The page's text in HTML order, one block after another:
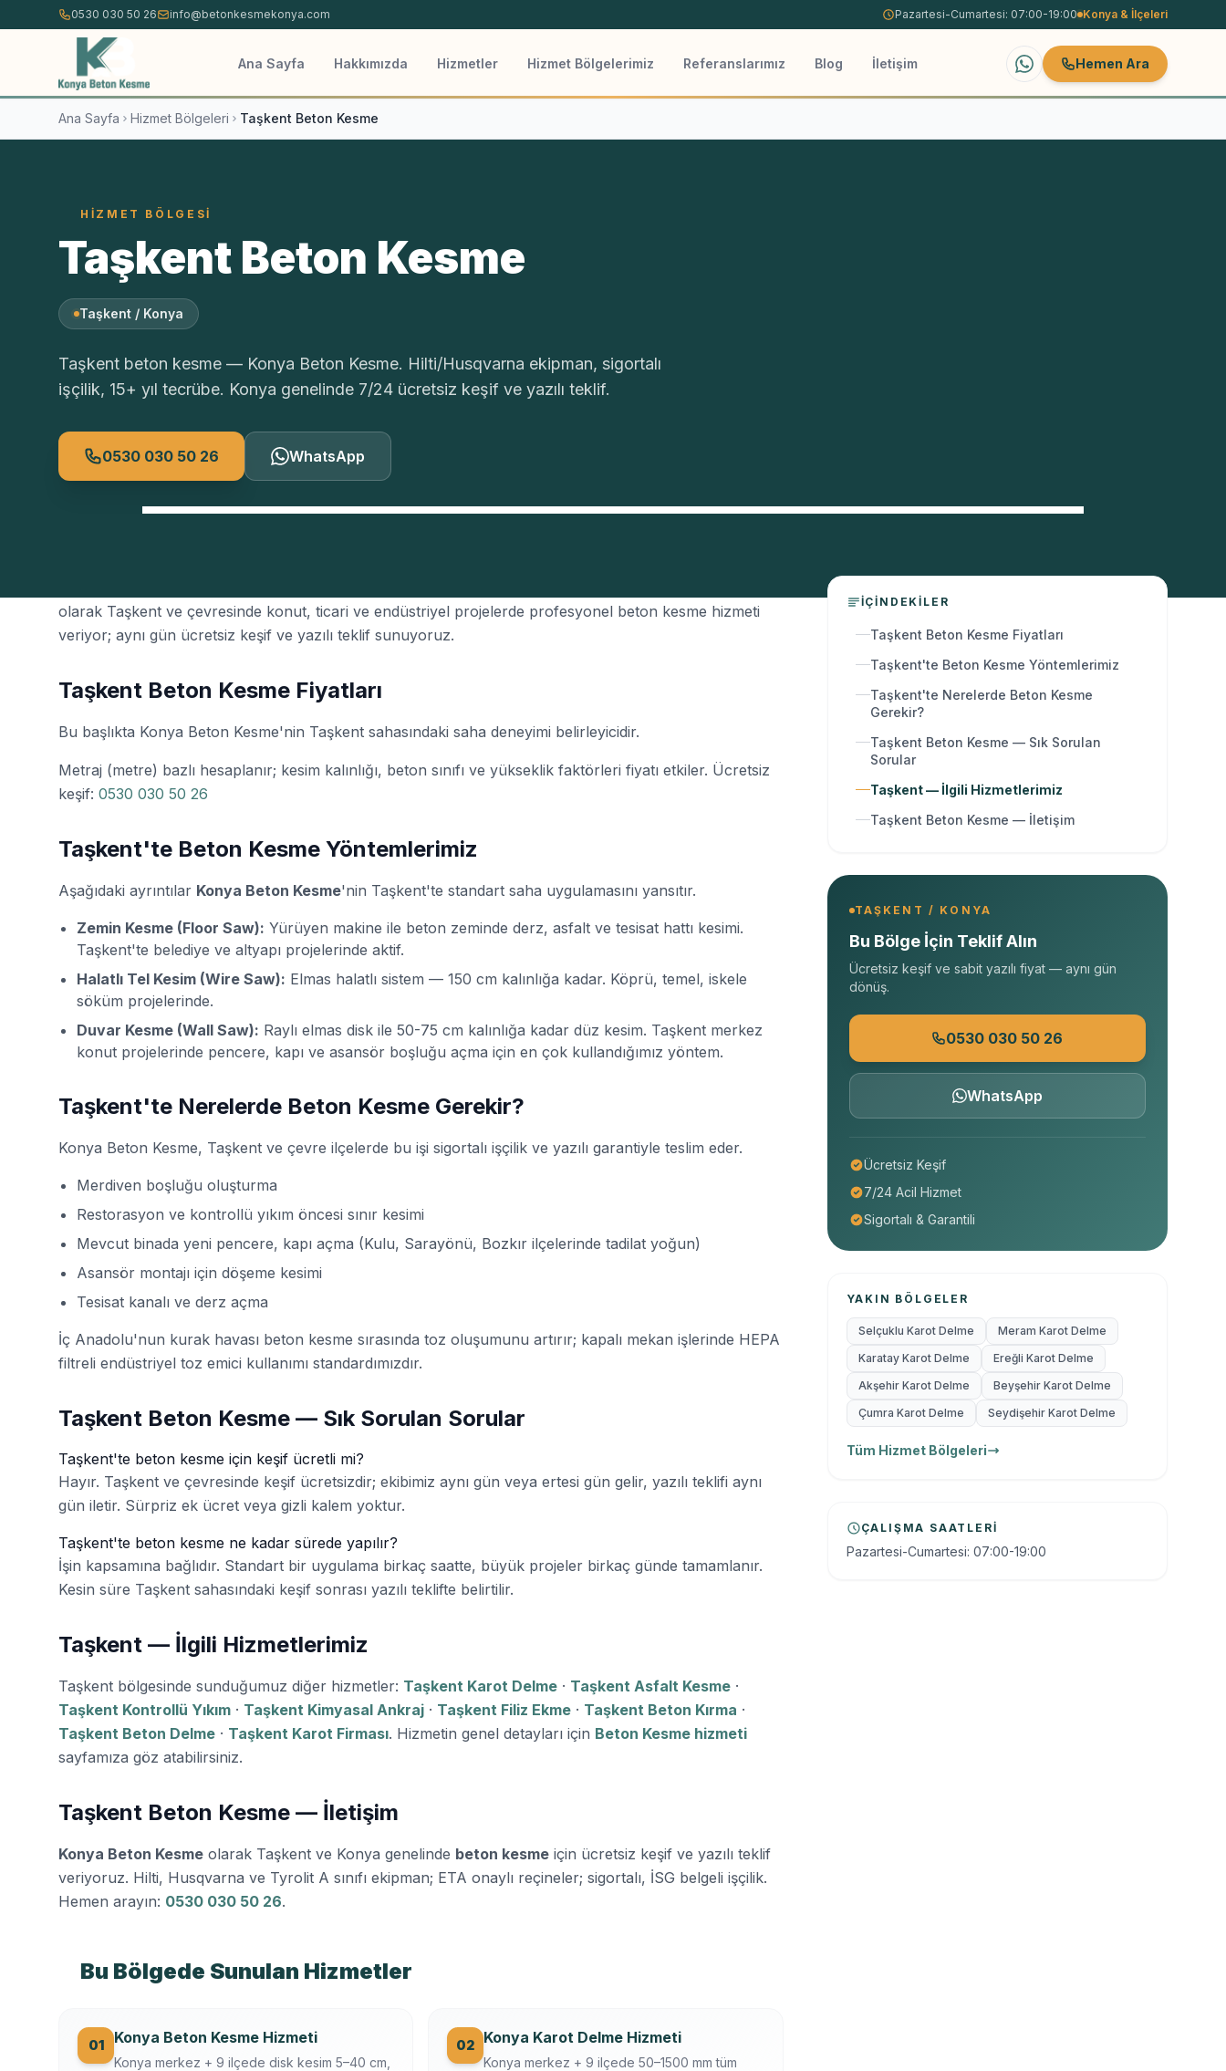
İçeriğe atla0530 030 50 26 info@betonkesmekonya.com Pazartesi-Cumartesi: 07:00-19:00 Konya & İlçeleri
Ana Sayfa Hakkımızda Hizmetler Hizmet Bölgelerimiz Referanslarımız Blog İletişim Hemen Ara
Ana Sayfa Hizmet Bölgeleri Taşkent Beton Kesme
HIZMET BÖLGESI
Taşkent Beton Kesme
Taşkent / Konya
Taşkent beton kesme — Konya Beton Kesme. Hilti/Husqvarna ekipman, sigortalı
işçilik, 15+ yıl tecrübe. Konya genelinde 7/24 ücretsiz keşif ve yazılı teklif.
0530 030 50 26 WhatsApp
olarak Taşkent ve çevresinde konut, ticari ve endüstriyel projelerde profesyonel beton kesme hizmeti
veriyor; aynı gün ücretsiz keşif ve yazılı teklif sunuyoruz.
Taşkent Beton Kesme Fiyatları
Bu başlıkta Konya Beton Kesme'nin Taşkent sahasındaki saha deneyimi belirleyicidir.
Metraj (metre) bazlı hesaplanır; kesim kalınlığı, beton sınıfı ve yükseklik faktörleri fiyatı etkiler. Ücretsiz
keşif: 0530 030 50 26
Taşkent'te Beton Kesme Yöntemlerimiz
Aşağıdaki ayrıntılar Konya Beton Kesme'nin Taşkent'te standart saha uygulamasını yansıtır.
Zemin Kesme (Floor Saw): Yürüyen makine ile beton zeminde derz, asfalt ve tesisat hattı kesimi.
Taşkent'te belediye ve altyapı projelerinde aktif.
Halatlı Tel Kesim (Wire Saw): Elmas halatlı sistem — 150 cm kalınlığa kadar. Köprü, temel, iskele
söküm projelerinde.
Duvar Kesme (Wall Saw): Raylı elmas disk ile 50-75 cm kalınlığa kadar düz kesim. Taşkent merkez
konut projelerinde pencere, kapı ve asansör boşluğu açma için en çok kullandığımız yöntem.
Taşkent'te Nerelerde Beton Kesme Gerekir?
Konya Beton Kesme, Taşkent ve çevre ilçelerde bu işi sigortalı işçilik ve yazılı garantiyle teslim eder.
Merdiven boşluğu oluşturma
Restorasyon ve kontrollü yıkım öncesi sınır kesimi
Mevcut binada yeni pencere, kapı açma (Kulu, Sarayönü, Bozkır ilçelerinde tadilat yoğun)
Asansör montajı için döşeme kesimi
Tesisat kanalı ve derz açma
İç Anadolu'nun kurak havası beton kesme sırasında toz oluşumunu artırır; kapalı mekan işlerinde HEPA
filtreli endüstriyel toz emici kullanımı standardımızdır.
Taşkent Beton Kesme — Sık Sorulan Sorular
Taşkent'te beton kesme için keşif ücretli mi?
Hayır. Taşkent ve çevresinde keşif ücretsizdir; ekibimiz aynı gün veya ertesi gün gelir, yazılı teklifi aynı
gün iletir. Sürpriz ek ücret veya gizli kalem yoktur.
Taşkent'te beton kesme ne kadar sürede yapılır?
İşin kapsamına bağlıdır. Standart bir uygulama birkaç saatte, büyük projeler birkaç günde tamamlanır.
Kesin süre Taşkent sahasındaki keşif sonrası yazılı teklifte belirtilir.
Taşkent — İlgili Hizmetlerimiz
Taşkent bölgesinde sunduğumuz diğer hizmetler: Taşkent Karot Delme · Taşkent Asfalt Kesme ·
Taşkent Kontrollü Yıkım · Taşkent Kimyasal Ankraj · Taşkent Filiz Ekme · Taşkent Beton Kırma ·
Taşkent Beton Delme · Taşkent Karot Firması. Hizmetin genel detayları için Beton Kesme hizmeti
sayfamıza göz atabilirsiniz.
Taşkent Beton Kesme — İletişim
Konya Beton Kesme olarak Taşkent ve Konya genelinde beton kesme için ücretsiz keşif ve yazılı teklif
veriyoruz. Hilti, Husqvarna ve Tyrolit A sınıfı ekipman; ETA onaylı reçineler; sigortalı, İSG belgeli işçilik.
Hemen arayın: 0530 030 50 26.
Bu Bölgede Sunulan Hizmetler
01 Konya Beton Kesme Hizmeti
Konya merkez + 9 ilçede disk kesim 5–40 cm,
02 Konya Karot Delme Hizmeti
Konya merkez + 9 ilçede 50–1500 mm tüm
İÇINDEKILER
Taşkent Beton Kesme Fiyatları
Taşkent'te Beton Kesme Yöntemlerimiz
Taşkent'te Nerelerde Beton Kesme
Gerekir?
Taşkent Beton Kesme — Sık Sorulan
Sorular
Taşkent — İlgili Hizmetlerimiz
Taşkent Beton Kesme — İletişim
TAŞKENT / KONYA
Bu Bölge İçin Teklif Alın
Ücretsiz keşif ve sabit yazılı fiyat — aynı gün
dönüş.
0530 030 50 26
WhatsApp
Ücretsiz Keşif
7/24 Acil Hizmet
Sigortalı & Garantili
YAKIN BÖLGELER
Selçuklu Karot Delme
Meram Karot Delme
Karatay Karot Delme
Ereğli Karot Delme
Akşehir Karot Delme
Beyşehir Karot Delme
Çumra Karot Delme
Seydişehir Karot Delme
Tüm Hizmet Bölgeleri
ÇALIŞMA SAATLERI
Pazartesi-Cumartesi: 07:00-19:00